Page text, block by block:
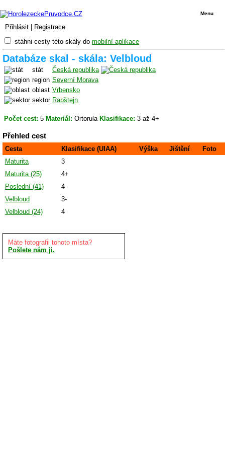
Přihlásit Registrace
Menu
stáhni cesty této skály do mobilní aplikace
Databáze skal - skála: Velbloud
stát
Česká republika
region Severní Morava
oblast Vrbensko
sektor Rabštejn
Počet cest: 5 Materiál: Ortorula Klasifikace: 3 až 4+
Přehled cest
Cesta Klasifikace (UIAA) Výška Jištění
Foto
Maturita
3
Maturita (25)
4+
Poslední (41)
4
Velbloud
3-
Velbloud (24)
4
Máte fotografii tohoto místa?
Pošlete nám ji.